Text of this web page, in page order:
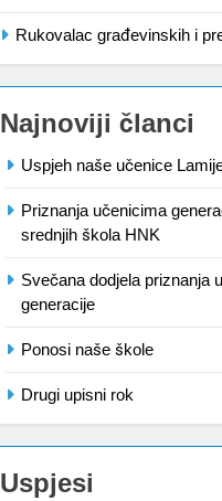
Rukovalac građevinskih i
Najnoviji članci
Uspjeh naše učenice
Priznanja učenicima
srednjih škola HNK
Svečana dodjela priznanja
generacije
Ponosi naše škole
Drugi upisni rok
Uspjesi